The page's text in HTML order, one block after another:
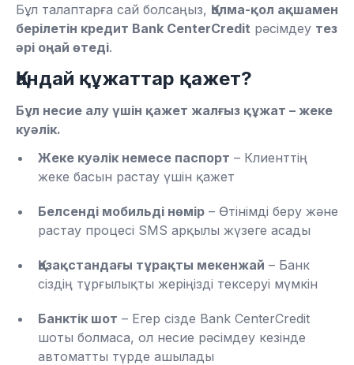
Бұл талаптарға сай болсаңыз, Қолма-қол ақшамен
берілетін кредит Bank CenterCredit рәсімдеу тез
әрі оңай өтеді.
Қандай құжаттар қажет?
Бұл несие алу үшін қажет жалғыз құжат – жеке
куәлік.
Жеке куәлік немесе паспорт – Клиенттің
жеке басын растау үшін қажет
Белсенді мобильді нөмір – Өтінімді беру және
растау процесі SMS арқылы жүзеге асады
Қазақстандағы тұрақты мекенжай – Банк
сіздің тұрғылықты жеріңізді тексеруі мүмкін
Банктік шот – Егер сізде Bank CenterCredit
шоты болмаса, ол несие рәсімдеу кезінде
автоматты түрде ашылады